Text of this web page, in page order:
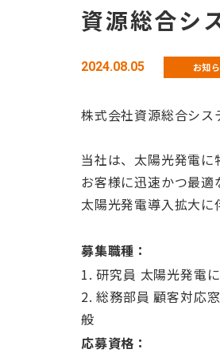
資源総合シ
2024.08.05 お知
株式会社資源総合シス
当社は、太陽光発電に
お客様に迅速かつ最適
太陽光発電導入拡大
募集職種：
1. 研究員 太陽光発電
2. 総務部員 顧客対応
般
応募資格：